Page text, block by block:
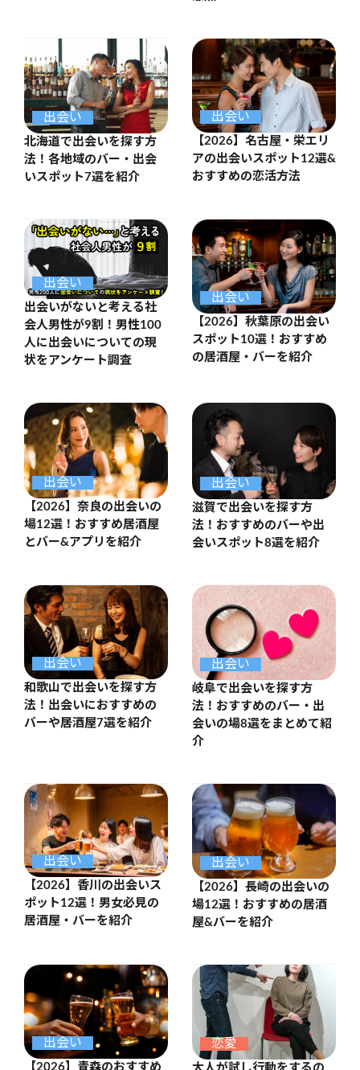
出会い
北海道で出会いを探す方
法！各地域のバー・出会
いスポット7選を紹介
出会い
【2026】名古屋・栄エリ
アの出会いスポット12選&
おすすめの恋活方法
出会い
出会いがないと考える社
会人男性が9割！男性100
人に出会いについての現
状をアンケート調査
出会い
【2026】秋葉原の出会い
スポット10選！おすすめ
の居酒屋・バーを紹介
出会い
【2026】奈良の出会いの
場12選！おすすめ居酒屋
とバー&アプリを紹介
出会い
滋賀で出会いを探す方
法！おすすめのバーや出
会いスポット8選を紹介
出会い
和歌山で出会いを探す方
法！出会いにおすすめの
バーや居酒屋7選を紹介
出会い
岐阜で出会いを探す方
法！おすすめのバー・出
会いの場8選をまとめて紹
介
出会い
【2026】香川の出会いス
ポット12選！男女必見の
居酒屋・バーを紹介
出会い
【2026】長崎の出会いの
場12選！おすすめの居酒
屋&バーを紹介
出会い
【2026】青森のおすすめ
恋愛